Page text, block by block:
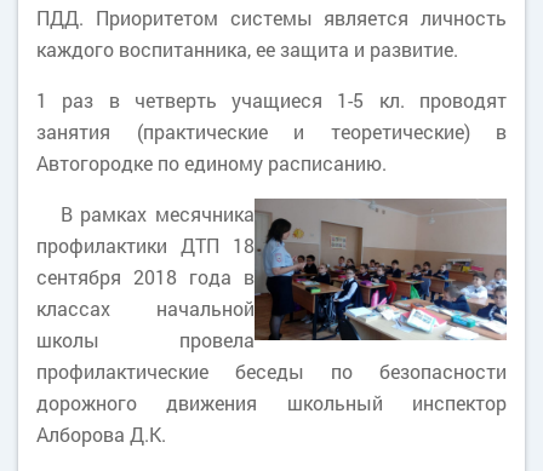
ПДД. Приоритетом системы является личность
каждого воспитанника, ее защита и развитие.
1 раз в четверть учащиеся 1-5 кл. проводят
занятия (практические и теоретические) в
Автогородке по единому расписанию.
В рамках месячника
профилактики ДТП 18
сентября 2018 года в
классах начальной
школы провела
профилактические беседы по безопасности
дорожного движения школьный инспектор
Алборова Д.К.